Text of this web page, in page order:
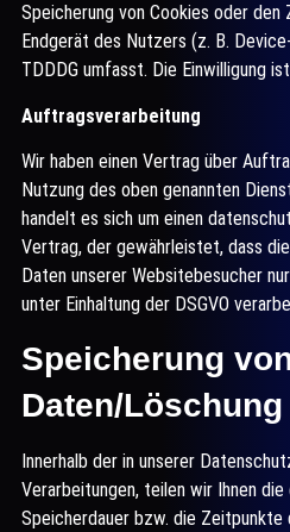
Speicherung von Cookies oder
Endgerät des Nutzers (z. B.
TDDDG umfasst. Die Einwilligung
Auftragsverarbeitung
Wir haben einen Vertrag über
Nutzung des oben genannten
handelt es sich um einen
Vertrag, der gewährleistet, dass
Daten unserer Websitebesucher
unter Einhaltung der DSGVO
Speicherung
Daten/
Innerhalb der in unserer
Verarbeitungen, teilen wir Ihnen
Speicherdauer bzw. die Zeitpunkte